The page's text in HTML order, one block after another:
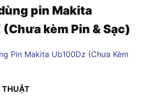
pin Makita
(Chưa kèm Pin & Sạc)
THUẬT